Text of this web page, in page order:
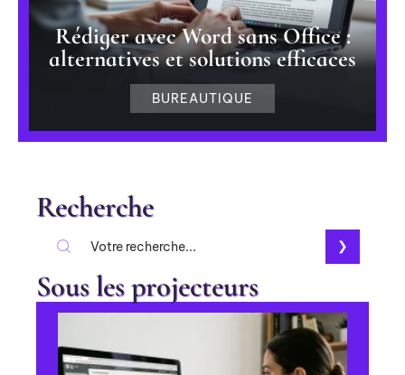
Rédiger avec Word sans Office :
alternatives et solutions efficaces
BUREAUTIQUE
Recherche
Sous les projecteurs